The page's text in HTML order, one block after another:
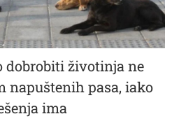
dobrobiti životinja ne
napuštenih pasa, iako
ima